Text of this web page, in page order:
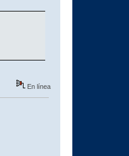
En línea